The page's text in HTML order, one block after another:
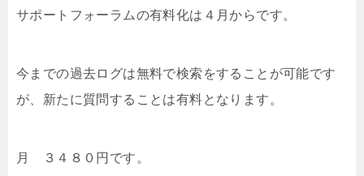
サポートフォーラムの有料化は４月からです。
今までの過去ログは無料で検索をすることが可能です
が、新たに質問することは有料となります。
月 ３４８０円です。